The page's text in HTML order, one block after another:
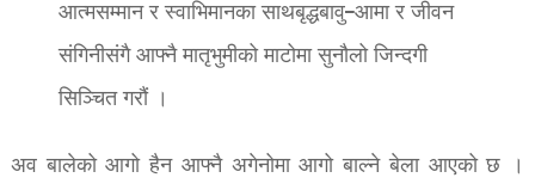
आत्मसम्मान र स्वाभिमानका साथबृद्धबावु–आमा र जीवन
संगिनीसंगै आफ्नै मातृभुमीको माटोमा सुनौलो जिन्दगी
सिञ्चित गरौं ।
अव बालेको आगो हैन आफ्नै अगेनोमा आगो बाल्ने बेला आएको छ ।